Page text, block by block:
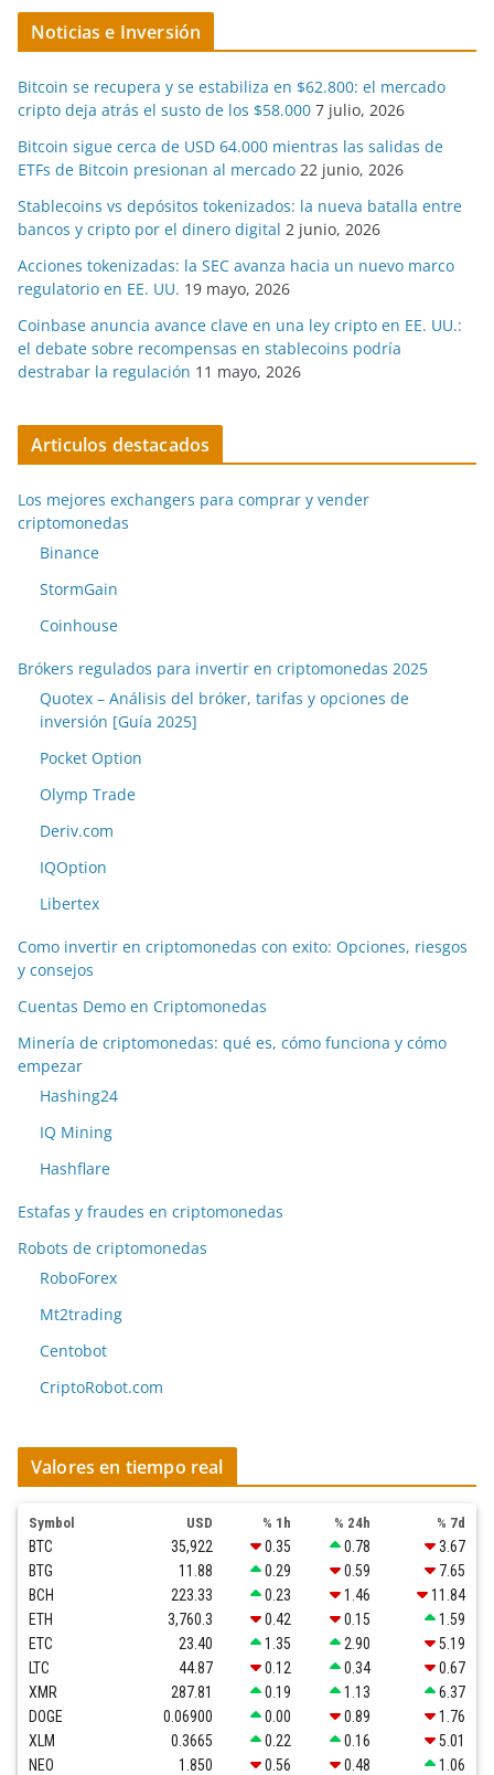
Noticias e Inversión
Bitcoin se recupera y se estabiliza en $62.800: el mercado
cripto deja atrás el susto de los $58.000 7 julio, 2026
Bitcoin sigue cerca de USD 64.000 mientras las salidas de
ETFs de Bitcoin presionan al mercado 22 junio, 2026
Stablecoins vs depósitos tokenizados: la nueva batalla entre
bancos y cripto por el dinero digital 2 junio, 2026
Acciones tokenizadas: la SEC avanza hacia un nuevo marco
regulatorio en EE. UU. 19 mayo, 2026
Coinbase anuncia avance clave en una ley cripto en EE. UU.:
el debate sobre recompensas en stablecoins podría
destrabar la regulación 11 mayo, 2026
Articulos destacados
Los mejores exchangers para comprar y vender
criptomonedas
Binance
StormGain
Coinhouse
Brókers regulados para invertir en criptomonedas 2025
Quotex – Análisis del bróker, tarifas y opciones de
inversión [Guía 2025]
Pocket Option
Olymp Trade
Deriv.com
IQOption
Libertex
Como invertir en criptomonedas con exito: Opciones, riesgos
y consejos
Cuentas Demo en Criptomonedas
Minería de criptomonedas: qué es, cómo funciona y cómo
empezar
Hashing24
IQ Mining
Hashflare
Estafas y fraudes en criptomonedas
Robots de criptomonedas
RoboForex
Mt2trading
Centobot
CriptoRobot.com
Valores en tiempo real
Symbol USD % 1h % 24h % 7d
BTC 35,922 0.35 0.78
3.67
BTG
11.88 0.29 0.59
7.65
BCH
223.33 0.23 1.46
11.84
ETH
3,760.3 0.42 0.15
1.59
ETC
23.40 1.35 2.90
5.19
LTC
44.87 0.12 0.34
0.67
XMR
287.81 0.19 1.13
6.37
DOGE
0.06900 0.00 0.89
1.76
XLM
0.3665 0.22 0.16
5.01
NEO
1.850 0.56 0.48
1.06